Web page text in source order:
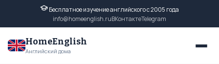
Бесплатное изучение английского с 2005 года
info@homeenglish.ruВКонтактеTelegram
HomeEnglish
Английский дома